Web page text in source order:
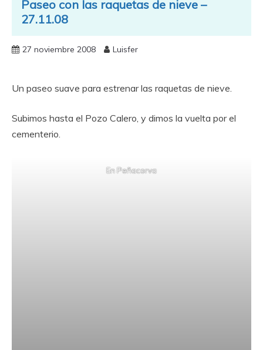
Paseo con las raquetas de nieve –
27.11.08
27 noviembre 2008 Luisfer
Un paseo suave para estrenar las raquetas de nieve.
Subimos hasta el Pozo Calero, y dimos la vuelta por el
cementerio.
En Peñacorva